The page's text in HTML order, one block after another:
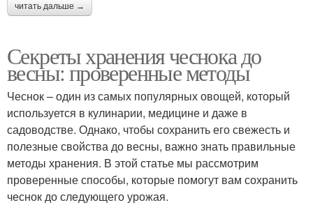
читать дальше →
Секреты хранения чеснока до
весны: проверенные методы
Чеснок – один из самых популярных овощей, который
используется в кулинарии, медицине и даже в
садоводстве. Однако, чтобы сохранить его свежесть и
полезные свойства до весны, важно знать правильные
методы хранения. В этой статье мы рассмотрим
проверенные способы, которые помогут вам сохранить
чеснок до следующего урожая.